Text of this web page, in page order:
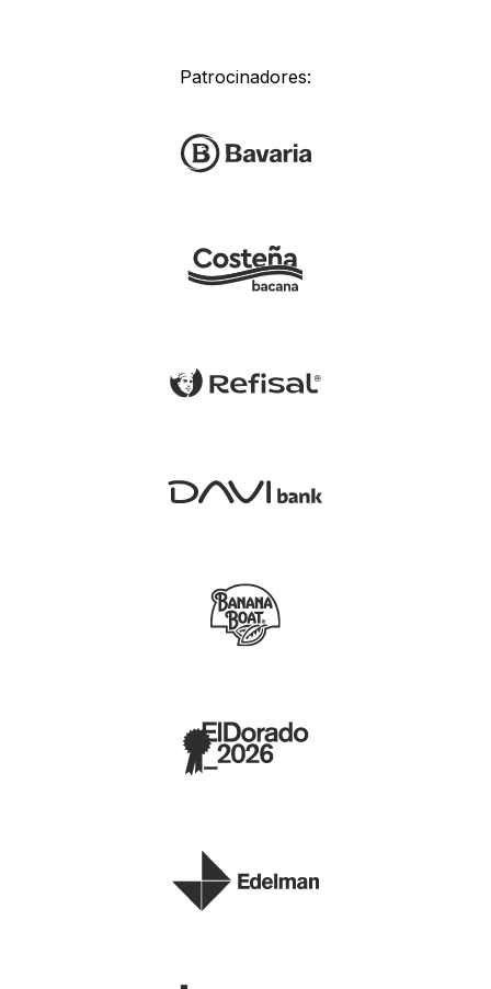
Patrocinadores: